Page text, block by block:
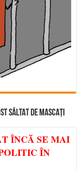
SĂLTAT DE MASCAȚI
ÎNCĂ SE MAI
ÎN